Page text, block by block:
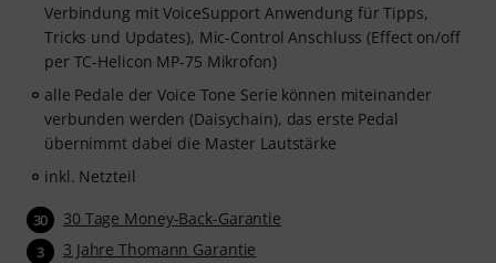
Verbindung mit VoiceSupport Anwendung für Tipps,
Tricks und Updates), Mic-Control Anschluss (Effect on/off
per TC-Helicon MP-75 Mikrofon)
alle Pedale der Voice Tone Serie können miteinander
verbunden werden (Daisychain), das erste Pedal
übernimmt dabei die Master Lautstärke
inkl. Netzteil
30 30 Tage Money-Back-Garantie
3 3 Jahre Thomann Garantie